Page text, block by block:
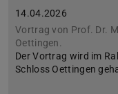
14.04.2026
Vortrag von Prof. Dr.
Oettingen.
Der Vortrag wird im
Schloss Oettingen